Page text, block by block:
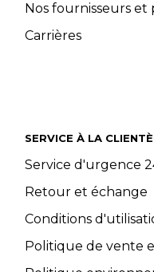
Nos fournisseurs et
Carrières
SERVICE À LA
Service d'urgence
Retour et échange
Conditions
Politique de vente